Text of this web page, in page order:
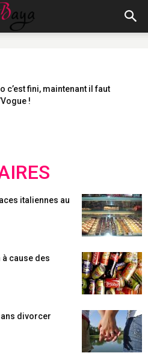
c’est fini, maintenant il faut
!
italiennes au
à cause des
divorcer